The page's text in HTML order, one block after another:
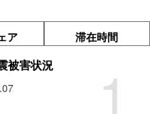
ア 滞在時間
1
被害状況